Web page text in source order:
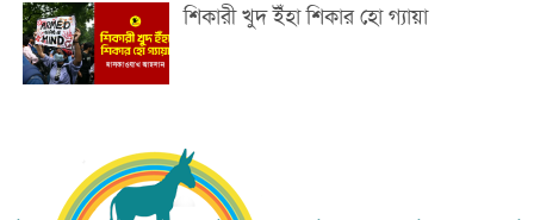
শিকারী খুদ ইঁহা শিকার হো গ্যায়া